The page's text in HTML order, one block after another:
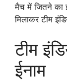
मैच में जितने का
मिलाकर टीम
टीम
ईनाम